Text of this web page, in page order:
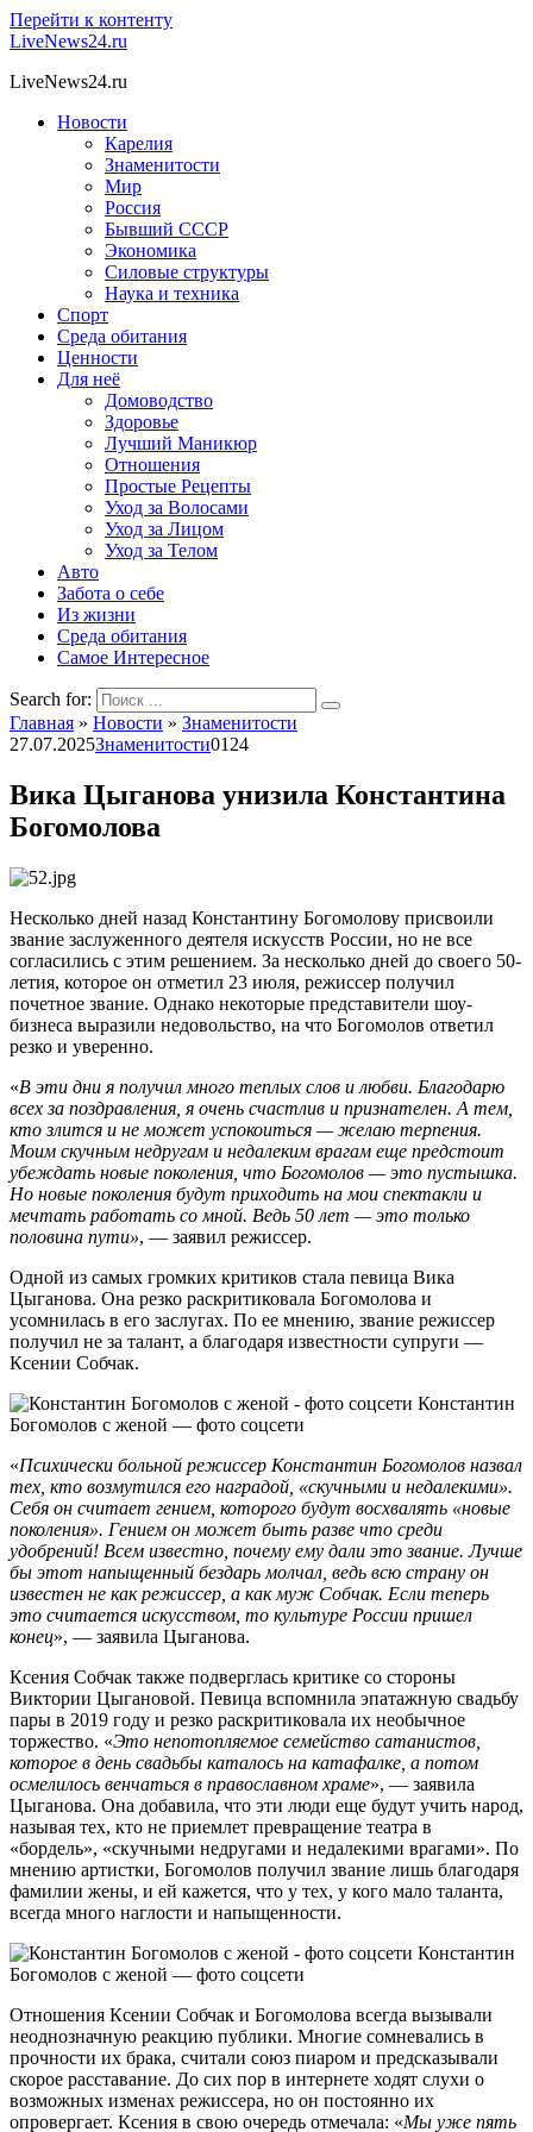
Перейти к контенту
LiveNews24.ru
LiveNews24.ru
Новости
Карелия
Знаменитости
Мир
Россия
Бывший СССР
Экономика
Силовые структуры
Наука и техника
Спорт
Среда обитания
Ценности
Для неё
Домоводство
Здоровье
Лучший Маникюр
Отношения
Простые Рецепты
Уход за Волосами
Уход за Лицом
Уход за Телом
Авто
Забота о себе
Из жизни
Среда обитания
Самое Интересное
Search for:
Главная » Новости » Знаменитости
27.07.2025Знаменитости0124
Вика Цыганова унизила Константина
Богомолова
Несколько дней назад Константину Богомолову присвоили
звание заслуженного деятеля искусств России, но не все
согласились с этим решением. За несколько дней до своего 50-
летия, которое он отметил 23 июля, режиссер получил
почетное звание. Однако некоторые представители шоу-
бизнеса выразили недовольство, на что Богомолов ответил
резко и уверенно.
«В эти дни я получил много теплых слов и любви. Благодарю
всех за поздравления, я очень счастлив и признателен. А тем,
кто злится и не может успокоиться — желаю терпения.
Моим скучным недругам и недалеким врагам еще предстоит
убеждать новые поколения, что Богомолов — это пустышка.
Но новые поколения будут приходить на мои спектакли и
мечтать работать со мной. Ведь 50 лет — это только
половина пути», — заявил режиссер.
Одной из самых громких критиков стала певица Вика
Цыганова. Она резко раскритиковала Богомолова и
усомнилась в его заслугах. По ее мнению, звание режиссер
получил не за талант, а благодаря известности супруги —
Ксении Собчак.
Константин
Богомолов с женой — фото соцсети
«Психически больной режиссер Константин Богомолов назвал
тех, кто возмутился его наградой, «скучными и недалекими».
Себя он считает гением, которого будут восхвалять «новые
поколения». Гением он может быть разве что среди
удобрений! Всем известно, почему ему дали это звание. Лучше
бы этот напыщенный бездарь молчал, ведь всю страну он
известен не как режиссер, а как муж Собчак. Если теперь
это считается искусством, то культуре России пришел
конец», — заявила Цыганова.
Ксения Собчак также подверглась критике со стороны
Виктории Цыгановой. Певица вспомнила эпатажную свадьбу
пары в 2019 году и резко раскритиковала их необычное
торжество. «Это непотопляемое семейство сатанистов,
которое в день свадьбы каталось на катафалке, а потом
осмелилось венчаться в православном храме», — заявила
Цыганова. Она добавила, что эти люди еще будут учить народ,
называя тех, кто не приемлет превращение театра в
«бордель», «скучными недругами и недалекими врагами». По
мнению артистки, Богомолов получил звание лишь благодаря
фамилии жены, и ей кажется, что у тех, у кого мало таланта,
всегда много наглости и напыщенности.
Константин
Богомолов с женой — фото соцсети
Отношения Ксении Собчак и Богомолова всегда вызывали
неоднозначную реакцию публики. Многие сомневались в
прочности их брака, считали союз пиаром и предсказывали
скорое расставание. До сих пор в интернете ходят слухи о
возможных изменах режиссера, но он постоянно их
опровергает. Ксения в свою очередь отмечала: «Мы уже пять